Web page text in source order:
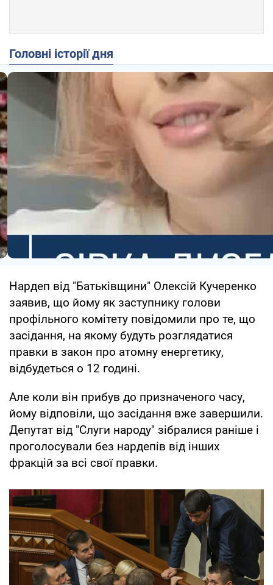
Головні історії дня
Нардеп від "Батьківщини" Олексій Кучеренко
заявив, що йому як заступнику голови
профільного комітету повідомили про те, що
засідання, на якому будуть розглядатися
правки в закон про атомну енергетику,
відбудеться о 12 годині.
Але коли він прибув до призначеного часу,
йому відповіли, що засідання вже завершили.
Депутат від "Слуги народу" зібралися раніше і
проголосували без нардепів від інших
фракцій за всі свої правки.